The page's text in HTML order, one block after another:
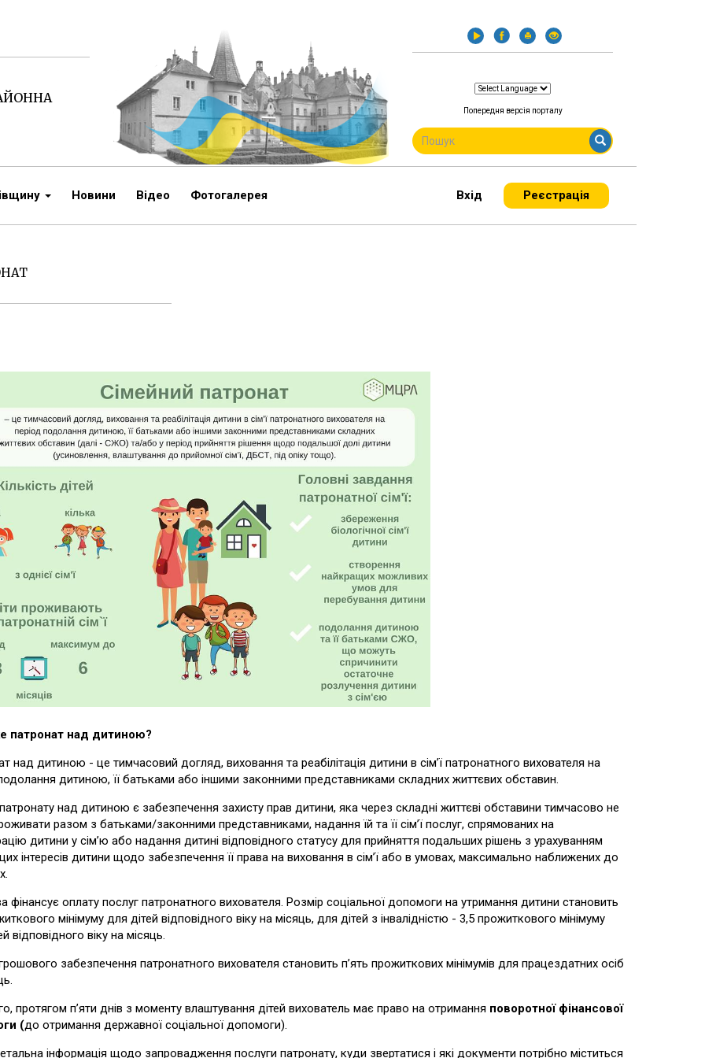
Попередня версія порталу
ПОШУКОВА
ФОРМА
Пошук
Вхід
Реєстрація
Новини Відео Фотогалерея
патронат над дитиною?
над дитиною - це тимчасовий догляд, виховання та реабілітація дитини в сім’ї патронатного вихователя на
дитиною, її батьками або іншими законними представниками складних життєвих обставин.
над дитиною є забезпечення захисту прав дитини, яка через складні життєві обставини тимчасово не
разом з батьками/законними представниками, надання їй та її сім’ї послуг, спрямованих на
дитини у сім’ю або надання дитині відповідного статусу для прийняття подальших рішень з урахуванням
інтересів дитини щодо забезпечення її права на виховання в сім’ї або в умовах, максимально наближених до
фінансує оплату послуг патронатного вихователя. Розмір соціальної допомоги на утримання дитини становить
мінімуму для дітей відповідного віку на місяць, для дітей з інвалідністю - 3,5 прожиткового мінімуму
відповідного віку на місяць.
забезпечення патронатного вихователя становить п’ять прожиткових мінімумів для працездатних осіб
протягом п’яти днів з моменту влаштування дітей вихователь має право на отримання поворотної фінансової
(до отримання державної соціальної допомоги).
інформація щодо запровадження послуги патронату, куди звертатися і які документи потрібно міститься